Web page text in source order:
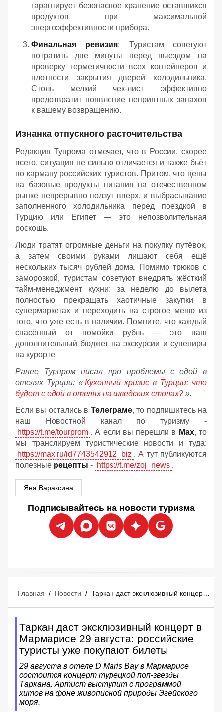
гарантирует безопасное хранение оставшихся
продуктов при максимальной
энергоэффективности прибора.
Финальная ревизия: Туристам советуют
потратить две минуты перед выездом на
проверку герметичности всех контейнеров и
плотности закрытия дверей холодильника.
Столь мелкий чек-лист эффективно
предотвратит появление неприятных запахов
к вашему возвращению.
Изнанка отпускного расточительства
Редакция Тупрома отмечает, что в России, скорее
всего, ситуация не сильно отличается и также бьёт
по карману российских туристов. Притом, что цены
на базовые продукты питания на отечественном
рынке непрерывно ползут вверх, и выбрасывание
заполненного холодильника перед поездкой в
Турцию или Египет — это непозволительная
роскошь.
Люди тратят огромные деньги на покупку путёвок,
а затем своими руками лишают себя ещё
нескольких тысяч рублей дома. Помимо трюков с
заморозкой, туристам советуют внедрять жёсткий
тайм-менеджмент кухни: за неделю до вылета
полностью прекращать хаотичные закупки в
супермаркетах и переходить на строгое меню из
того, что уже есть в наличии. Помните, что каждый
спасённый от помойки рубль — это ваш
дополнительный бюджет на экскурсии и сувениры
на курорте.
Ранее Турпром писал про проблемы с едой в
отелях Турции: « Кухонный кризис в Турции: что
будет с едой в отелях на шведских столах? ».
Если вы остались в Телеграме, то подпишитесь на
наш Новостной канал по туризму -
https://t.me/tourprom . А если вы перешли в Мах, то
мы транслируем туристические новости и туда:
https://max.ru/id7743542912_biz . А тут публикуются
полезные рецепты - https://t.me/zoj_news .
Яна Вараксина
Подписывайтесь на новости туризма
Главная / Новости /
Таркан даст эксклюзивный концерт в
Мармарисе 29 августа: российские
туристы уже покупают билеты
29 августа в отеле D Maris Bay в Мармарисе
состоится концерт турецкой поп-звезды
Таркана. Артист выступит с программой
хитов на фоне живописной природы Эгейского
моря.